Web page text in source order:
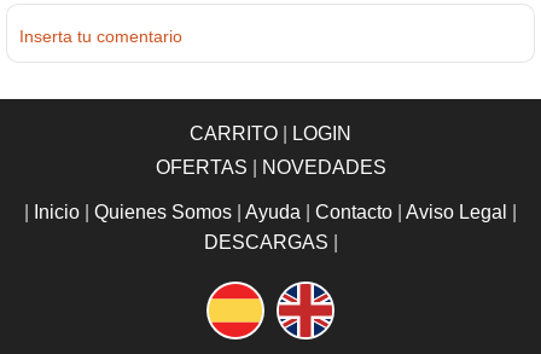
Inserta tu comentario
CARRITO
LOGIN
OFERTAS
NOVEDADES
Inicio Quienes Somos Ayuda Contacto Aviso Legal
DESCARGAS